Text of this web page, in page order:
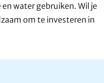
water gebruiken. Wil je
om te investeren in